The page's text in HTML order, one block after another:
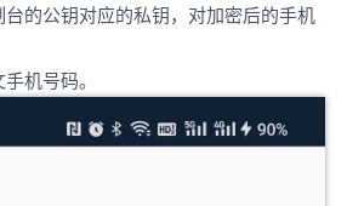
的公钥对应的私钥，对加密后的手机
机号码。